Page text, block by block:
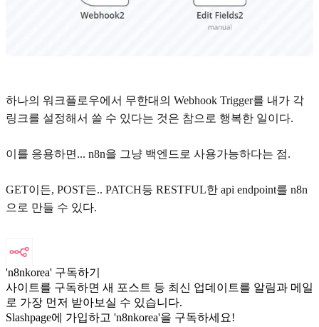
하나의 워크플로우에서 무한대의 Webhook Trigger를 내가 각
링크를 설정해서 쓸 수 있다는 것은 참으로 행복한 일이다.
이를 응용하면... n8n을 그냥 백엔드로 사용가능하다는 점.
GET이든, POST든.. PATCH등 RESTFUL한 api endpoint를 n8n
으로 만들 수 있다.
'n8nkorea' 구독하기
사이트를 구독하면 새 포스트 등 최신 업데이트를 알림과 메일
로 가장 먼저 받아보실 수 있습니다.
Slashpage에 가입하고 'n8nkorea'을 구독하세요!